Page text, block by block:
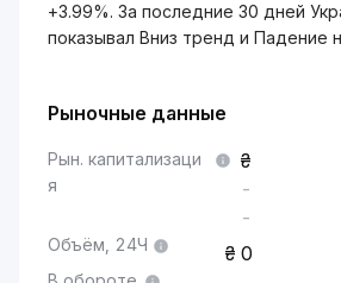
+3.99%. За последние 30 дней
показывал Вниз тренд и Падение
Рыночные данные
Рын. капитализаци
я
-
-
Объём, 24Ч 0